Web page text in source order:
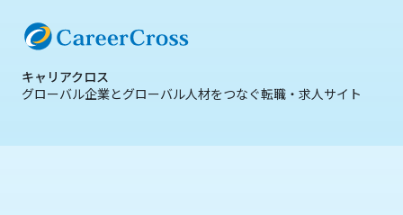
キャリアクロス
グローバル企業とグローバル人材をつなぐ転職・求人サイト